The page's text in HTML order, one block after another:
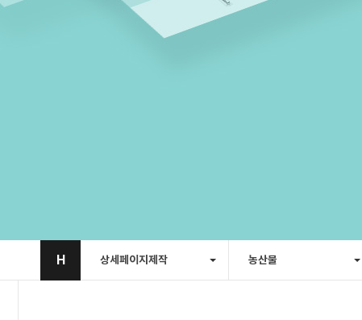
H 상세페이지제작 농산물